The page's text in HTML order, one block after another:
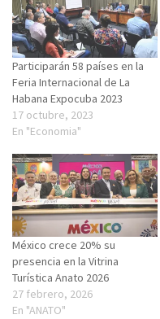
Participarán 58 países en la
Feria Internacional de La
Habana Expocuba 2023
17 octubre, 2023
En "Economia"
México crece 20% su
presencia en la Vitrina
Turística Anato 2026
27 febrero, 2026
En "ANATO"